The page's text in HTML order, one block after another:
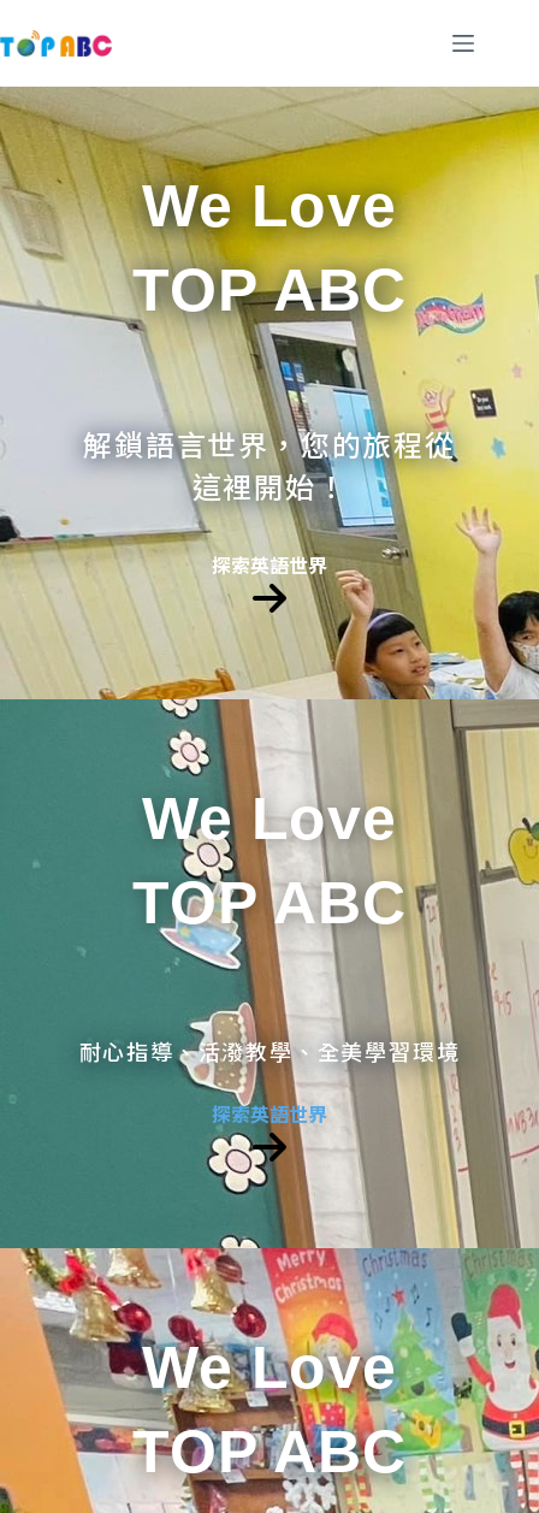
至
要
內
容
We Love
TOP ABC
解鎖語言世界，您的旅程從
這裡開始！
探索英語世界
We Love
TOP ABC
耐心指導、活潑教學、全美學習環境
探索英語世界
We Love
TOP ABC